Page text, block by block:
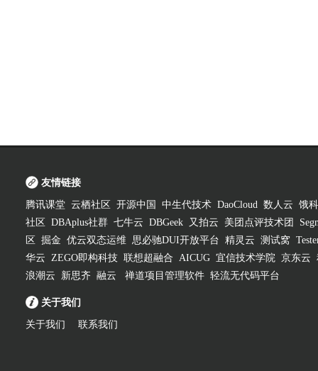
友情链接
腾讯课堂 云栖社区 开源中国 中生代技术 DaoCloud 数人云 饿
社区
DBAplus社群 七牛云 DBGeek 又拍云 美团点评技术团
区
掘金 优云双态运维 思必驰DUI开放平台 精灵云 测试窝
华云 ZEGO即构科技 联想超融合 AICUG 宜信技术学院 京东云
浪潮云
新思齐 融云 禅道项目管理软件 轻流无代码平台
关于我们
关于我们 联系我们